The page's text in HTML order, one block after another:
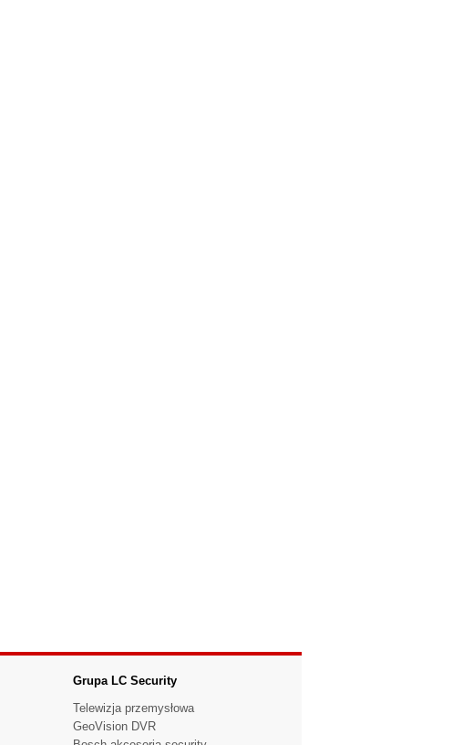
Grupa LC Security
Telewizja przemysłowa
GeoVision DVR